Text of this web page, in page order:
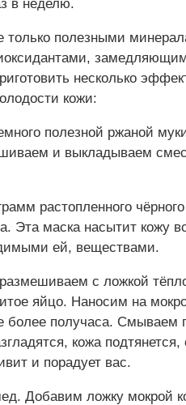
в неделю.
только полезными
несколько
кожи:
полезной ржаной
и выкладываем
растопленного
Эта маска насытит кожу
ей, веществами.
с ложкой
яйцо. Наносим на
получаса. Смываем
кожа подтянется,
и порадует вас.
Добавим ложку мокрой